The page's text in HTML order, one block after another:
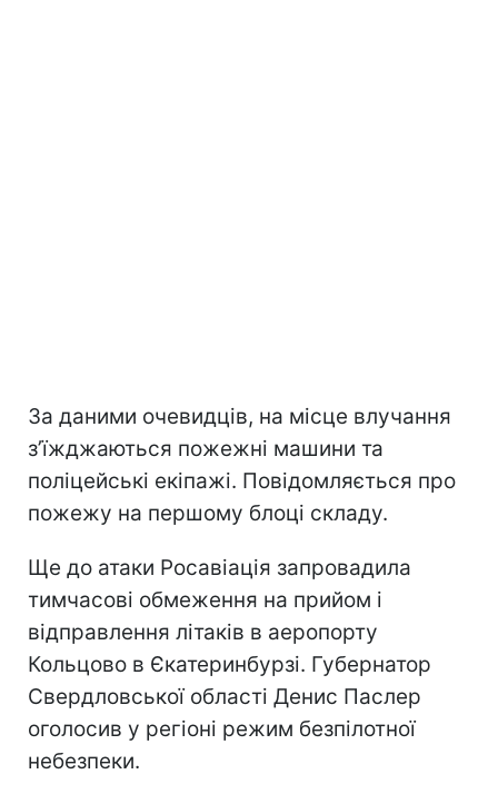
За даними очевидців, на місце влучання
зʼїжджаються пожежні машини та
поліцейські екіпажі. Повідомляється про
пожежу на першому блоці складу.
Ще до атаки Росавіація запровадила
тимчасові обмеження на прийом і
відправлення літаків в аеропорту
Кольцово в Єкатеринбурзі. Губернатор
Свердловської області Денис Паслер
оголосив у регіоні режим безпілотної
небезпеки.